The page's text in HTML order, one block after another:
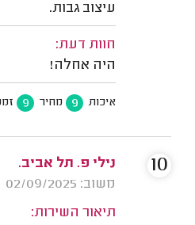
עיצוב גבות.
חוות דעת:
היה אחלה!
איכות 9 מחיר 9
נילי פ. תל אביב.
משוב: 02/09/2025
תיאור השירות:
10